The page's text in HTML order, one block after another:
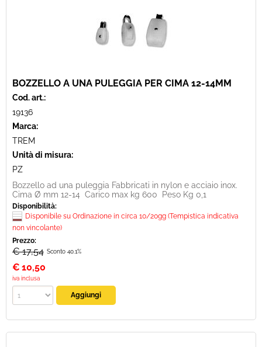
BOZZELLO A UNA PULEGGIA PER CIMA 12-14MM
Cod. art.:
19136
Marca:
TREM
Unità di misura:
PZ
Bozzello ad una puleggia Fabbricati in nylon e acciaio inox.
Cima Ø mm 12-14 Carico max kg 600 Peso Kg 0,1
Disponibilità:
Disponibile su Ordinazione in circa 10/20gg (Tempistica indicativa
non vincolante)
Prezzo:
€ 17,54 Sconto 40.1%
€ 10,50
iva inclusa